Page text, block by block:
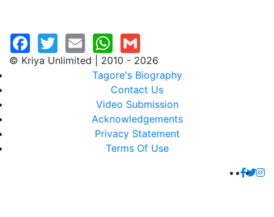
© Kriya Unlimited | 2010 - 2026
Tagore's Biography
Contact Us
Video Submission
Acknowledgements
Privacy Statement
Terms Of Use